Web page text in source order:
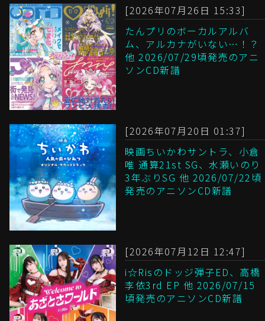
[2026年07月26日 15:33]
たんプリのボーカルアルバ
ム、アルカナがいない…！？
他 2026/07/29頃発売のアニ
ソンCD新譜
[2026年07月20日 01:37]
映画ちいかわサントラ、小倉
唯 通算21st SG、水瀬いのり
3年ぶりSG 他 2026/07/22頃
発売のアニソンCD新譜
[2026年07月12日 12:47]
i☆Risのドッジ弾子ED、高橋
李依3rd EP 他 2026/07/15
頃発売のアニソンCD新譜